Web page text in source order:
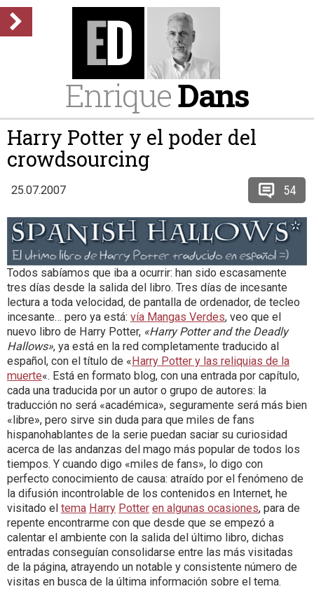
EnriqueDans
Harry Potter y el poder del
crowdsourcing
25.07.2007 54
Todos sabíamos que iba a ocurrir: han sido escasamente
tres días desde la salida del libro. Tres días de incesante
lectura a toda velocidad, de pantalla de ordenador, de tecleo
incesante… pero ya está: vía Mangas Verdes, veo que el
nuevo libro de Harry Potter, «Harry Potter and the Deadly
Hallows», ya está en la red completamente traducido al
español, con el título de « Harry Potter y las reliquias de la
muerte«. Está en formato blog, con una entrada por capítulo,
cada una traducida por un autor o grupo de autores: la
traducción no será «académica», seguramente será más bien
«libre», pero sirve sin duda para que miles de fans
hispanohablantes de la serie puedan saciar su curiosidad
acerca de las andanzas del mago más popular de todos los
tiempos. Y cuando digo «miles de fans», lo digo con
perfecto conocimiento de causa: atraído por el fenómeno de
la difusión incontrolable de los contenidos en Internet, he
visitado el tema Harry Potter en algunas ocasiones, para de
repente encontrarme con que desde que se empezó a
calentar el ambiente con la salida del último libro, dichas
entradas conseguían consolidarse entre las más visitadas
de la página, atrayendo un notable y consistente número de
visitas en busca de la última información sobre el tema.